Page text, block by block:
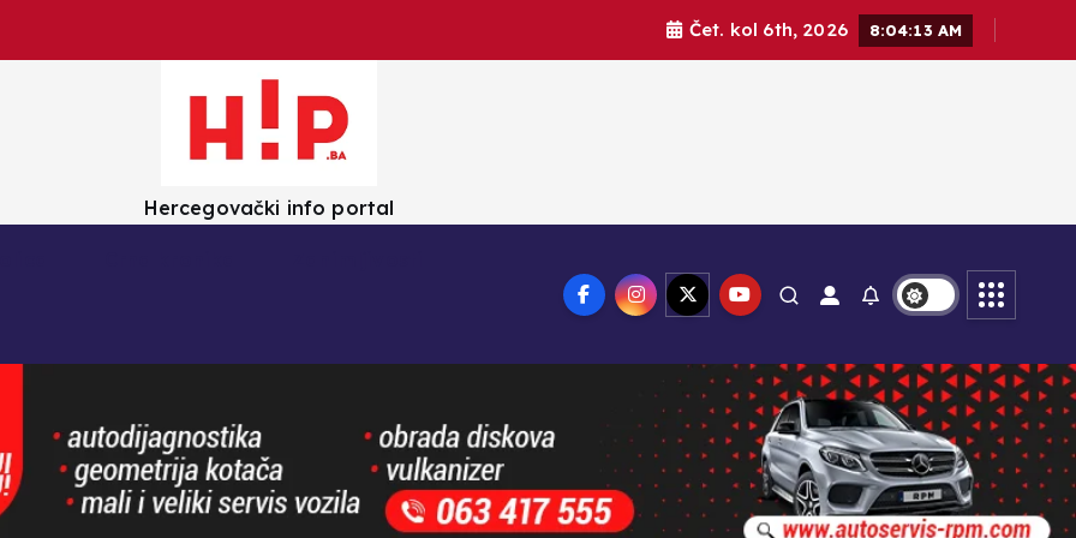
Čet. kol 6th, 2026 8:04:14 AM
Hercegovački info portal